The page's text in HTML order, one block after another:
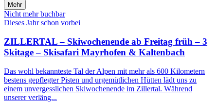
Mehr
Nicht mehr buchbar
Dieses Jahr schon vorbei
ZILLERTAL – Skiwochenende ab Freitag früh – 3
Skitage – Skisafari Mayrhofen & Kaltenbach
Das wohl bekannteste Tal der Alpen mit mehr als 600 Kilometern
bestens gepflegter Pisten und urgemütlichen Hütten lädt uns zu
einem unvergesslichen Skiwochenende im Zillertal. Während
unserer verläng...